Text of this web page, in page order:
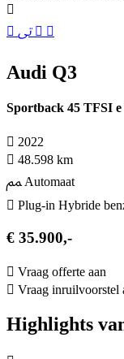
Audi Q3
Sportback 45 TFSI
2022
48.598 km
Automaat
Plug-in Hybride
€ 35.900,-
Vraag offerte aan
Vraag inruilvoorstel
Highlights